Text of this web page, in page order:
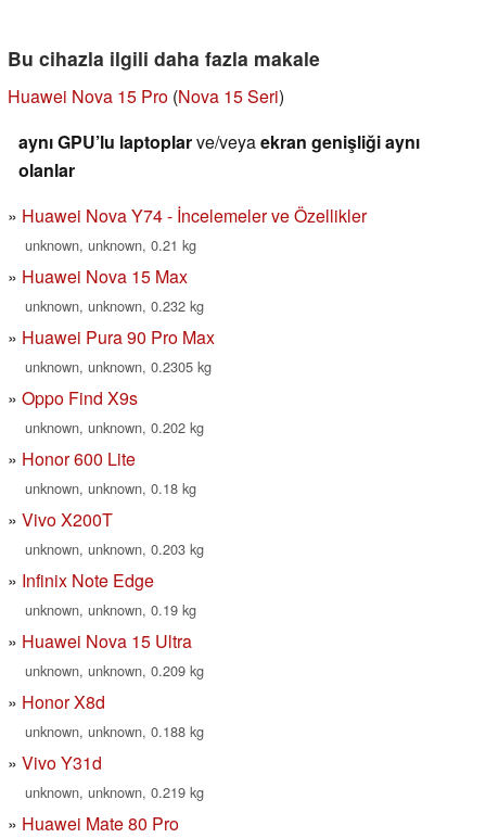
Bu cihazla ilgili daha fazla makale
Huawei Nova 15 Pro (Nova 15 Seri)
aynı GPU’lu laptoplarve/veyaekran genişliği aynı
olanlar
Huawei Nova Y74 - İncelemeler ve Özellikler
unknown, unknown, 0.21 kg
Huawei Nova 15 Max
unknown, unknown, 0.232 kg
Huawei Pura 90 Pro Max
unknown, unknown, 0.2305 kg
Oppo Find X9s
unknown, unknown, 0.202 kg
Honor 600 Lite
unknown, unknown, 0.18 kg
Vivo X200T
unknown, unknown, 0.203 kg
Infinix Note Edge
unknown, unknown, 0.19 kg
Huawei Nova 15 Ultra
unknown, unknown, 0.209 kg
Honor X8d
unknown, unknown, 0.188 kg
Vivo Y31d
unknown, unknown, 0.219 kg
Huawei Mate 80 Pro